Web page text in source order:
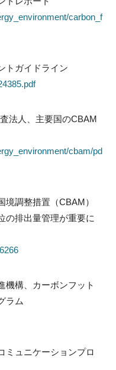
carbon_f
トガイドライン
法人、主要国のCBAM
cbam/pd
境調整措置（CBAM）
の排出量管理が重要に
機構、カーボンフット
ラム
ミュニケーションプロ